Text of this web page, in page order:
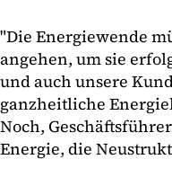
"Die Energiewende
angehen, um sie
und auch unsere
ganzheitliche
Noch,
Energie, die